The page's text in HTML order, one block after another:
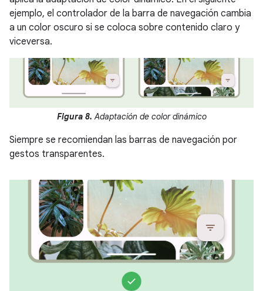
ejemplo, el controlador de la barra de navegación cambia
a un color oscuro si se coloca sobre contenido claro y
viceversa.
Figura 8. Adaptación de color dinámico
Siempre se recomiendan las barras de navegación por
gestos transparentes.